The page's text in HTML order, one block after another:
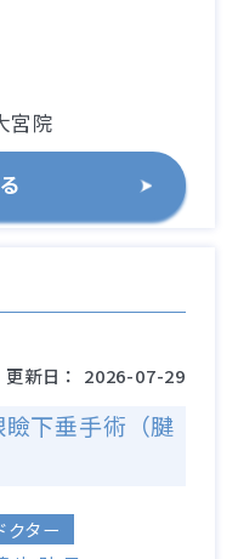
宮院
更新日： 2026-07-29
下垂手術（腱
クター